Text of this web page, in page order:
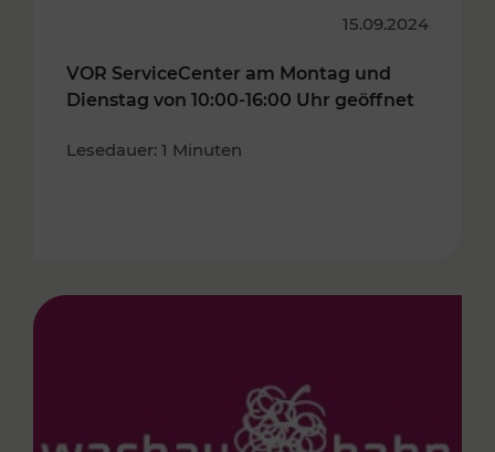
15.09.2024
VOR ServiceCenter am Montag und
Dienstag von 10:00-16:00 Uhr geöffnet
Lesedauer: 1 Minuten